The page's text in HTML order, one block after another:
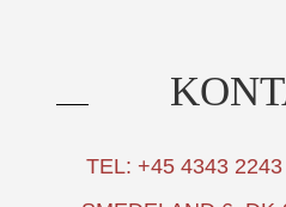
TEL: +45 4343